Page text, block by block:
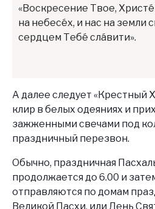
«Воскресение Твое,
на небесе́х, и нас на земли
сердцем Тебе́ сла́вити».
А далее следует «Крестный
клир в белых одеяниях и
зажженными свечами под
праздничный перезвон.
Обычно, праздничная
продолжается до 6.00 и
отправляются по домам
Великой Пасхи, или День